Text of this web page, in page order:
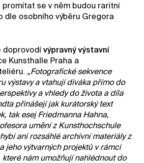
promítat se v něm budou raritní
dle osobního výběru Gregora
doprovodí výpravný výstavní
Kunsthalle Praha a
„Fotografické sekvence
výstavy a vtahují diváka přímo do
a vhledy do života a díla
přinášejí jak kurátorský text
tak esej Friedmanna Hahna,
umění z Kunsthochschule
ani rozsáhlé archivní materiály z
jeho výtvarných projektů v rámci
které nám umožňují nahlédnout do